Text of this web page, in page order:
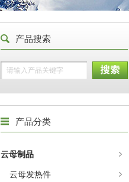
产品搜索
产品分类
云母制品
云母发热件